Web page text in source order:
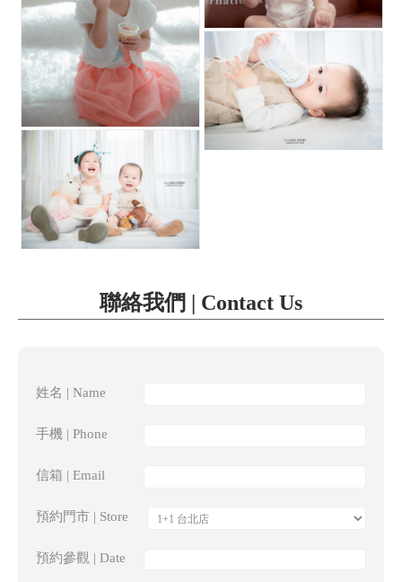
聯絡我們 | Contact Us
姓名 | Name
手機 | Phone
信箱 | Email
預約門市 | Store
預約參觀 | Date